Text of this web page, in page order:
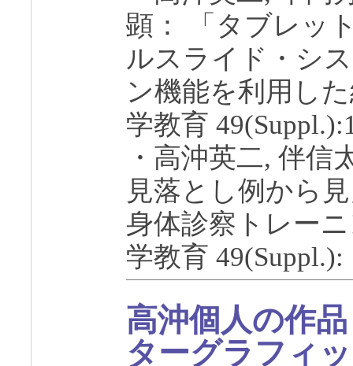
顕： 「タブレッ
ルスライド・シ
ン機能を利用し
学教育
・高沖英二, 伴信
見落とし例から
身体診察トレー
学教育 49(Suppl.):
高沖個人の作
ターグラフィ